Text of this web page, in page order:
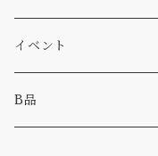
パーカー・トレーナー
カー
キャンプ
イベント
B品